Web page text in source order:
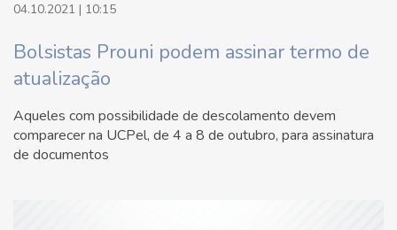
04.10.2021 | 10:15
Bolsistas Prouni podem assinar termo de
atualização
Aqueles com possibilidade de descolamento devem
comparecer na UCPel, de 4 a 8 de outubro, para assinatura
de documentos